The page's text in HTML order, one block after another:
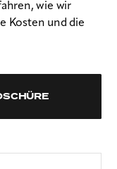
wie wir
Kosten und die